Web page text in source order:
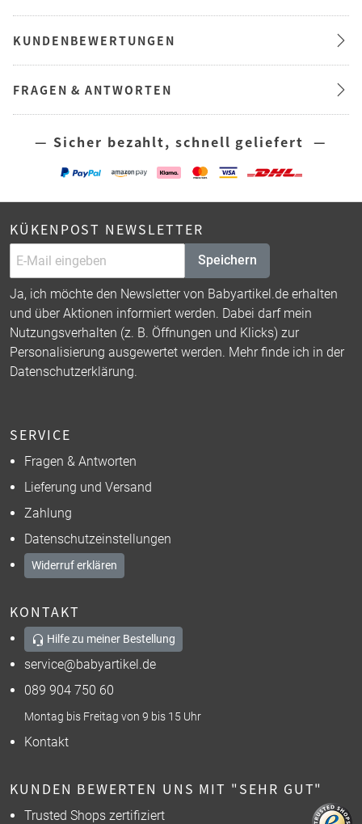
KUNDENBEWERTUNGEN
FRAGEN & ANTWORTEN
— Sicher bezahlt, schnell geliefert —
KÜKENPOST NEWSLETTER
Speichern
Ja, ich möchte den Newsletter von Babyartikel.de erhalten
und über Aktionen informiert werden. Dabei darf mein
Nutzungsverhalten (z. B. Öffnungen und Klicks) zur
Personalisierung ausgewertet werden. Mehr finde ich in der
Datenschutzerklärung.
SERVICE
Fragen & Antworten
Lieferung und Versand
Zahlung
Datenschutzeinstellungen
Widerruf erklären
KONTAKT
Hilfe zu meiner Bestellung
service@babyartikel.de
089 904 750 60
Montag bis Freitag von 9 bis 15 Uhr
Kontakt
KUNDEN BEWERTEN UNS MIT "SEHR GUT"
Trusted Shops zertifiziert